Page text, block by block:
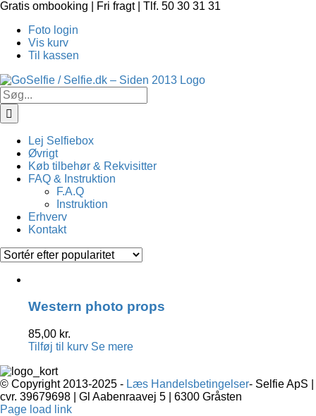
Skip
content
Gratis ombooking | Fri fragt | Tlf. 50 30 31 31
Foto login
Vis kurv
Til kassen
Søg
efter:
Lej Selfiebox
Øvrigt
Køb tilbehør & Rekvisitter
FAQ & Instruktion
F.A.Q
Instruktion
Erhverv
Kontakt
Western photo props
85,00 kr.
Tilføj til kurv Se mere
© Copyright 2013-2025 - Læs Handelsbetingelser- Selfie ApS |
cvr. 39679698 | Gl Aabenraavej 5 | 6300 Gråsten
Page load link